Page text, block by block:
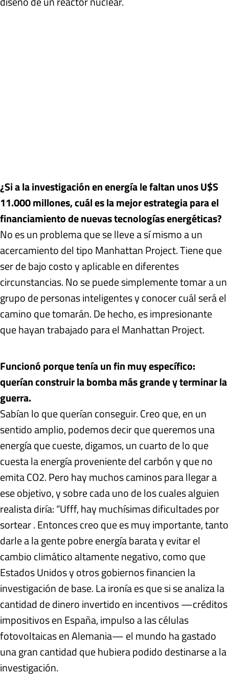
¿Si a la investigación en energía le faltan unos U$S
11.000 millones, cuál es la mejor estrategia para el
financiamiento de nuevas tecnologías energéticas?
No es un problema que se lleve a sí mismo a un
acercamiento del tipo Manhattan Project. Tiene que
ser de bajo costo y aplicable en diferentes
circunstancias. No se puede simplemente tomar a un
grupo de personas inteligentes y conocer cuál será el
camino que tomarán. De hecho, es impresionante
que hayan trabajado para el Manhattan Project.
Funcionó porque tenía un fin muy específico:
querían construir la bomba más grande y terminar la
guerra.
Sabían lo que querían conseguir. Creo que, en un
sentido amplio, podemos decir que queremos una
energía que cueste, digamos, un cuarto de lo que
cuesta la energía proveniente del carbón y que no
emita CO2. Pero hay muchos caminos para llegar a
ese objetivo, y sobre cada uno de los cuales alguien
realista diría: “Ufff, hay muchísimas dificultades por
sortear . Entonces creo que es muy importante, tanto
darle a la gente pobre energía barata y evitar el
cambio climático altamente negativo, como que
Estados Unidos y otros gobiernos financien la
investigación de base. La ironía es que si se analiza la
cantidad de dinero invertido en incentivos —créditos
impositivos en España, impulso a las células
fotovoltaicas en Alemania— el mundo ha gastado
una gran cantidad que hubiera podido destinarse a la
investigación.